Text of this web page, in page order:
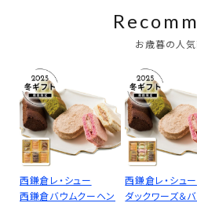
お歳暮の人
西鎌倉レ・シュー
西鎌倉バウムクーヘン
西鎌倉レ・シュー
ダックワーズ＆